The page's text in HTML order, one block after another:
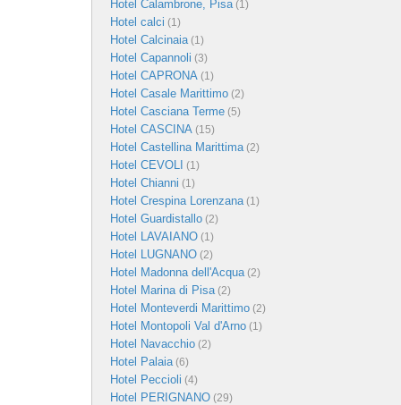
Hotel Calambrone, Pisa(1)
Hotel calci (1)
Hotel Calcinaia(1)
Hotel Capannoli (3)
Hotel CAPRONA (1)
Hotel Casale Marittimo (2)
Hotel Casciana Terme (5)
Hotel CASCINA (15)
Hotel Castellina Marittima(2)
Hotel CEVOLI (1)
Hotel Chianni (1)
Hotel Crespina Lorenzana(1)
Hotel Guardistallo (2)
Hotel LAVAIANO (1)
Hotel LUGNANO (2)
Hotel Madonna dell'Acqua(2)
Hotel Marina di Pisa(2)
Hotel Monteverdi Marittimo (2)
Hotel Montopoli Val d'Arno (1)
Hotel Navacchio (2)
Hotel Palaia(6)
Hotel Peccioli (4)
Hotel PERIGNANO (29)